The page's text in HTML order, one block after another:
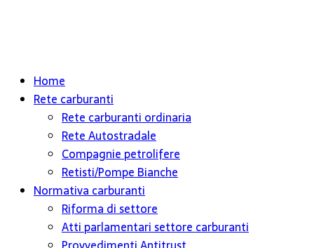
Home
Rete carburanti
Rete carburanti ordinaria
Rete Autostradale
Compagnie petrolifere
Retisti/Pompe Bianche
Normativa carburanti
Riforma di settore
Atti parlamentari settore carburanti